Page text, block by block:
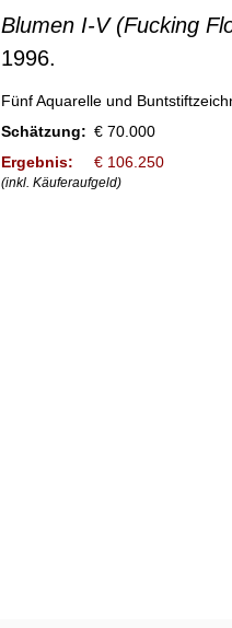
Blumen I-V (Fucking
1996.
Fünf Aquarelle und
Schätzung: € 70.000
Ergebnis:
€ 106.250
(inkl. Käuferaufgeld)